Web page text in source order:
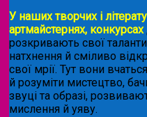
У наших творчих і
артмайстернях, конкурсах
розкривають свої
натхнення й сміливо
свої мрії. Тут вони
й розуміти мистецтво,
звуці та образі,
мислення й уяву.